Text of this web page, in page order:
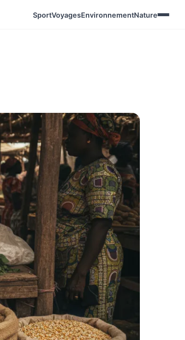
SportVoyagesEnvironnementNature